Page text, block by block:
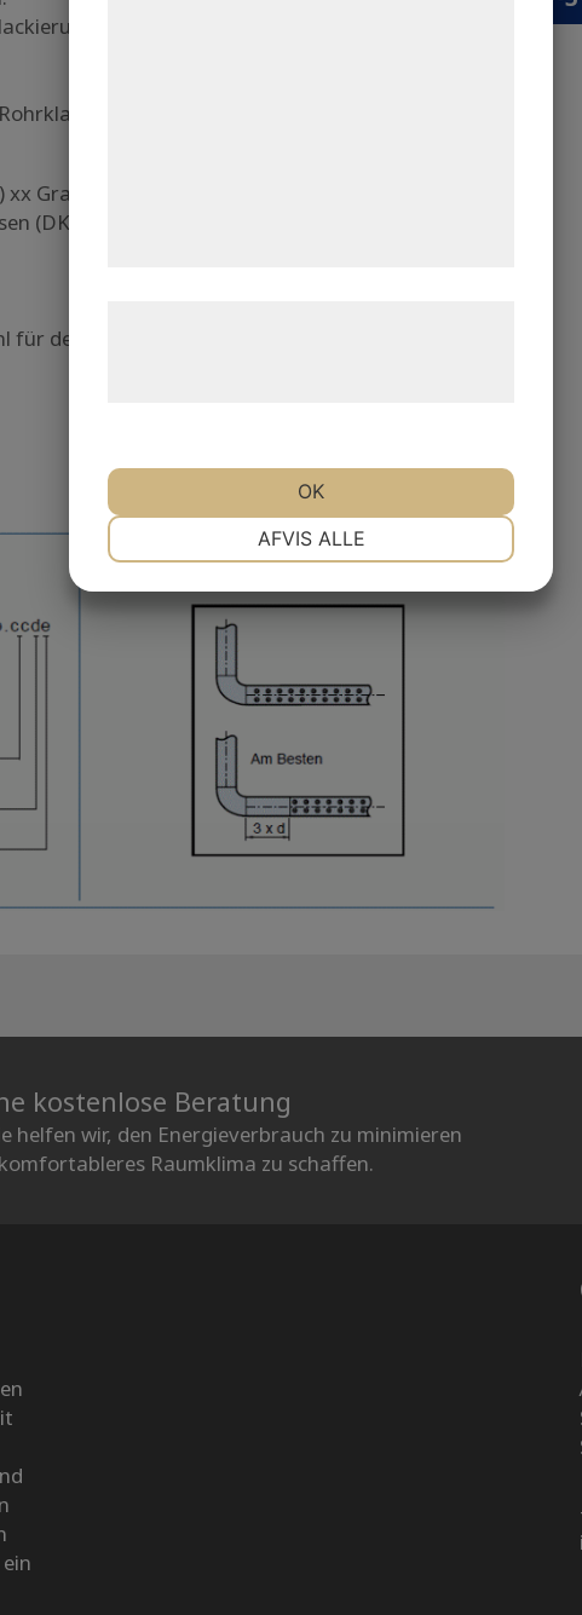
RAL 9003, GL
und
Grad, T-Stück (DKT)
(DKK)
den Bogen
kostenlose Beratung
wir, den Energieverbrauch zu minimieren
Raumklima zu schaffen.
MARKETING STATISTIK
AFVIS ALLE
OK